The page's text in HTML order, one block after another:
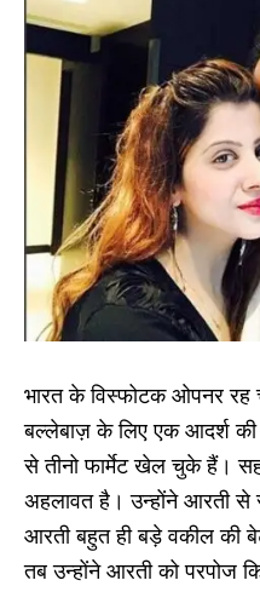
भारत के विस्फोटक ओपनर रह
बल्लेबाज़ के लिए एक आदर्श
से तीनो फार्मेट खेल चुके हैं।
अहलावत है। उन्होंने आरती से
आरती बहुत ही बड़े वकील की
तब उन्होंने आरती को परपोज